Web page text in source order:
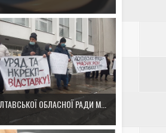
ОБЛАСНОЇ РАДИ М...